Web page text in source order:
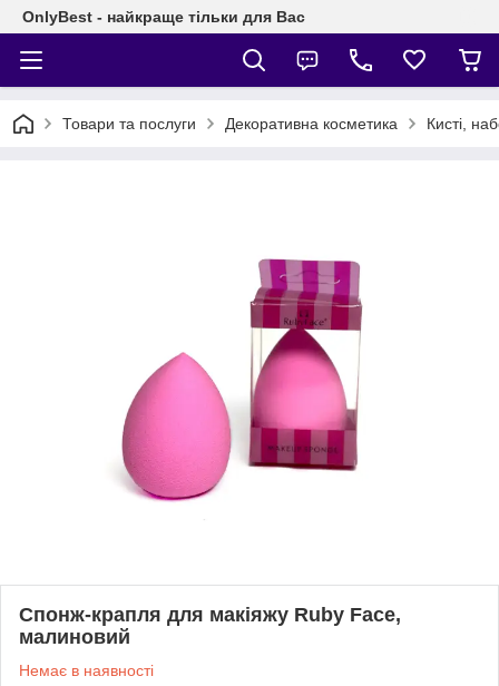
OnlyBest - найкраще тільки для Вас
Товари та послуги Декоративна косметика Кисті,
Спонж-крапля для макіяжу Ruby Face,
малиновий
Немає в наявності